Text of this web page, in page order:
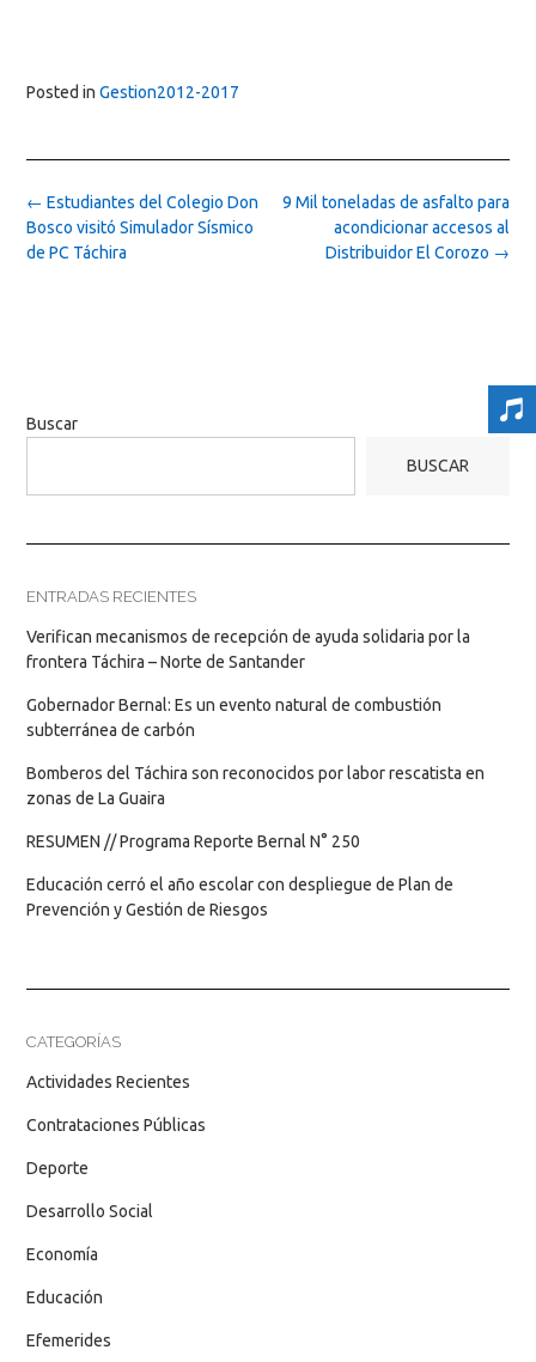
Posted in Gestion2012-2017
Post
navigation
9 Mil toneladas de asfalto para
acondicionar accesos al
Distribuidor El Corozo →
← Estudiantes del Colegio Don
Bosco visitó Simulador Sísmico
de PC Táchira
Buscar
BUSCAR
ENTRADAS RECIENTES
Verifican mecanismos de recepción de ayuda solidaria por la
frontera Táchira – Norte de Santander
Gobernador Bernal: Es un evento natural de combustión
subterránea de carbón
Bomberos del Táchira son reconocidos por labor rescatista en
zonas de La Guaira
RESUMEN // Programa Reporte Bernal N° 250
Educación cerró el año escolar con despliegue de Plan de
Prevención y Gestión de Riesgos
CATEGORÍAS
Actividades Recientes
Contrataciones Públicas
Deporte
Desarrollo Social
Economía
Educación
Efemerides